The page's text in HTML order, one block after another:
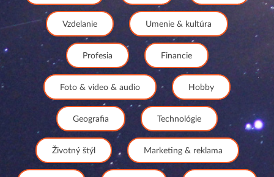
Vzdelanie Umenie & kultúra
Profesia Financie
Foto & video & audio Hobby
Geografia Technológie
Životný štýl Marketing & reklama